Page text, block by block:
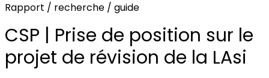
Rapport / recherche / guide
CSP | Prise de position sur le
projet de révision de la LAsi